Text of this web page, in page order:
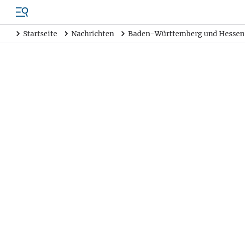
Startseite Nachrichten Baden-Württemberg und Hessen